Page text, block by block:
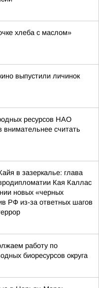
хлеба с маслом»
выпустили личинок
ресурсов НАО
внимательнее считать
в зазеркалье: глава
Кая Каллас
новых «черных
РФ из-за ответных шагов
работу по
биоресурсов округа